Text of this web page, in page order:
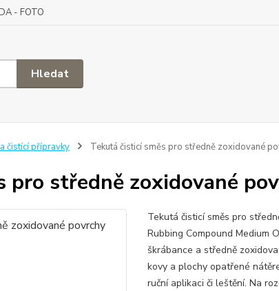
- FOTO
Hledat
čistící přípravky Tekutá čisticí směs pro středně zoxidované
pro středně zoxidované
Tekutá čisticí směs pro
Rubbing Compound Medium
škrábance a středně
kovy a plochy opatřené
ruční aplikaci či leštění. Na